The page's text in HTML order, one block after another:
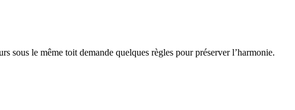
sous le même toit demande quelques règles pour préserver l’harmonie.